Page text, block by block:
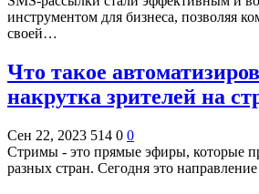
инструментом для бизнеса, позволяя
своей…
Что такое
накрутка зрителей на
Сен 22, 2023 514 0 0
Стримы - это прямые эфиры, которые
разных стран. Сегодня это